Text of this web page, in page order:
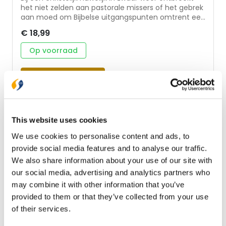
This website uses cookies
We use cookies to personalise content and ads, to
provide social media features and to analyse our traffic.
We also share information about your use of our site with
our social media, advertising and analytics partners who
may combine it with other information that you’ve
provided to them or that they’ve collected from your use
of their services.
het niet zelden aan pastorale missers of het gebrek
aan moed om Bijbelse uitgangspunten omtrent een
realistische handvatten voor pastores,
huwelijkspartners, ex-echtgenoten, stiefouders en
iedereen die betrokken is bij (de dreiging van) een
ingestort huwelijkshuis. Dit boek gaat verder waar
echtscheiding zijn het juist de bijbelse
uitgangspunten die de beste richtingaanwijzers zijn
Margreet Holtmanvan den Beukel, geeft een inkijkje
vanuit het proces van een scheiding met alle
fundamentele vragen en pijn die daarbij horen. Ze is
hertrouwd, moeder van 3 kinderen en 3
stiefkinderen en in het dagelijks leven werkzaam als
docent Maatschappijleer op een reformatorische
middelbare school.
€ 18,99
Op voorraad